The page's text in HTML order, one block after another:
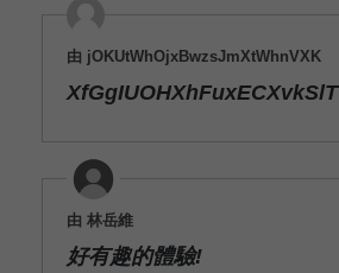
由 jOKUtWhOjxBwzsJmXtWhnVXK
XfGgIUOHXhFuxECXvkSlT
由 林岳維
好有趣的體驗!